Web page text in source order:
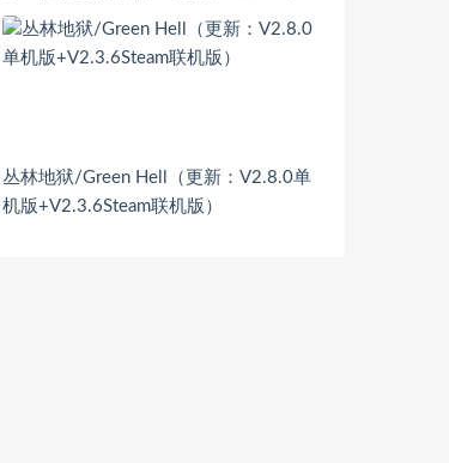
丛林地狱/Green Hell（更新：V2.8.0单
机版+V2.3.6Steam联机版）